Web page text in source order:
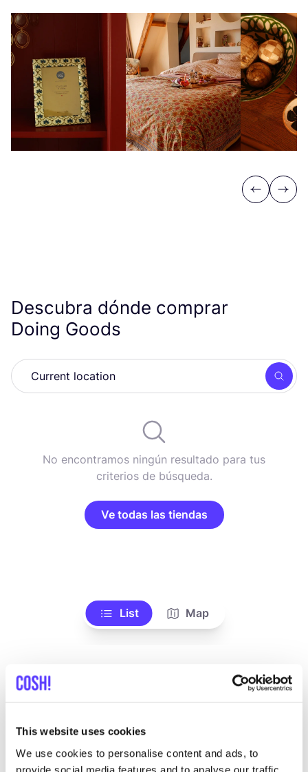
This website uses cookies
We use cookies to personalise content and ads, to
provide social media features and to analyse our traffic.
Previous
Next
Descubra dónde comprar
Doing Goods
No encontramos ningún resultado para tus
criterios de búsqueda.
Ve todas las tiendas
List Map